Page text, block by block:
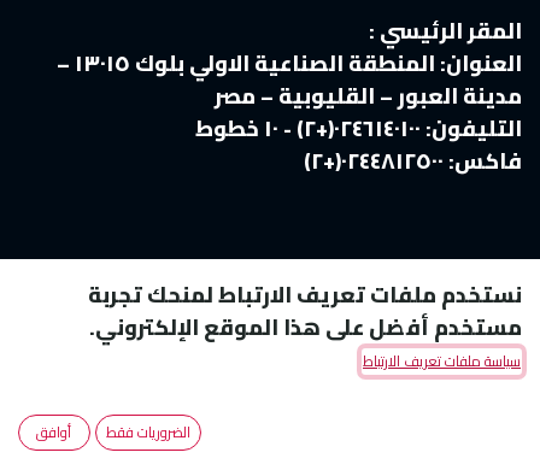
المقر الرئيسي :
العنوان:
المنطقة الصناعية الاولي بلوك ١٣٠١٥ –
مدينة العبور – القليوبية – مصر
التليفون:٠٢٤٦١٤٠١٠٠(+٢) - ١٠ خطوط
فاكس:
Copyright © Amoun Pharmaceutical Co. الْعَرَبيّة
نستخدم ملفات تعريف الارتباط لمنحك تجربة
مستخدم أفضل على هذا الموقع الإلكتروني.
سياسة ملفات تعريف الارتباط
الضروريات فقط أوافق